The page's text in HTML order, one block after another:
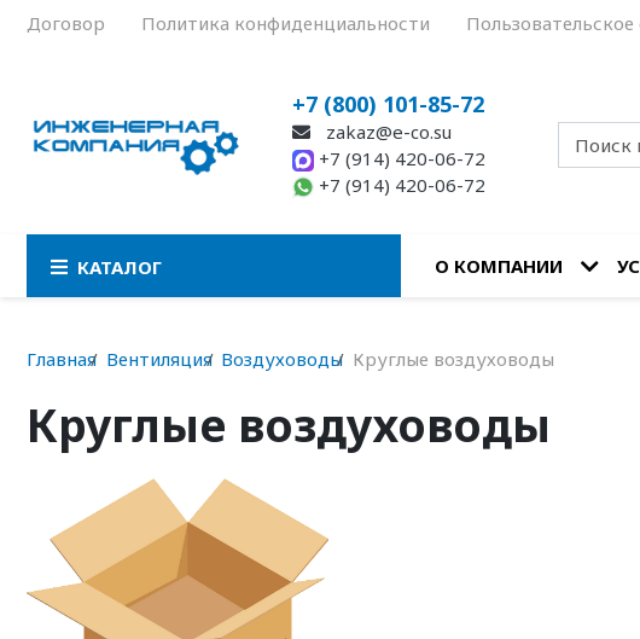
Договор Политика конфиденциальности
+7 (800) 101-85-72
zakaz@e-co.su
+7 (914) 420-06-72
+7 (914) 420-06-72
КАТАЛОГ О КОМПАНИИ
Главная Вентиляция Воздуховоды Круглые воздуховоды
Круглые воздуховоды